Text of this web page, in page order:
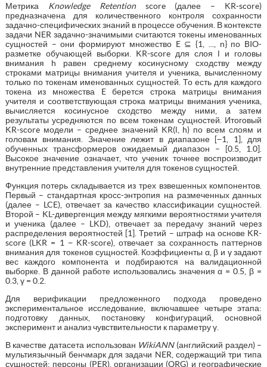
Метрика Knowledge Retentionscore (далее – KR-score)
предназначена для количественного контроля сохранности
задачно-специфических знаний в процессе обучения. В контексте
задачи NER задачно-значимыми считаются токены именованных
сущностей – они формируют множество E ⊆ {1, ..., n} по BIO-
разметке обучающей выборки. KR-score для слоя l и головы
внимания h равен среднему косинусному сходству между
строками матрицы внимания учителя и ученика, вычисленному
только по токенам именованных сущностей. То есть для каждого
токена из множества E берется строка матрицы внимания
учителя и соответствующая строка матрицы внимания ученика,
вычисляется косинусное сходство между ними, а затем
результаты усредняются по всем токенам сущностей. Итоговый
KR-score модели – среднее значений KR(l, h) по всем слоям и
головам внимания. Значение лежит в диапазоне [−1, 1], для
обученных трансформеров ожидаемый диапазон – [0.5, 1.0].
Высокое значение означает, что ученик точнее воспроизводит
внутренние представления учителя для токенов сущностей.
Функция потерь складывается из трех взвешенных компонентов.
Первый – стандартная кросс-энтропия на размеченных данных
(далее – LCE), отвечает за качество классификации сущностей.
Второй – KL-дивергенция между мягкими вероятностями учителя
и ученика (далее – LKD), отвечает за передачу знаний через
распределения вероятностей [1]. Третий – штраф на основе KR-
score (LKR = 1 − KR-score), отвечает за сохранность паттернов
внимания для токенов сущностей. Коэффициенты α, β и γ задают
вес каждого компонента и подбираются на валидационной
выборке. В данной работе использовались значения α = 0.5, β =
0.3, γ = 0.2.
Для верификации предложенного подхода проведено
экспериментальное исследование, включавшее четыре этапа:
подготовку данных, постановку конфигураций, основной
эксперимент и анализ чувствительности к параметру γ.
В качестве датасета использован WikiANN(английский раздел) –
мультиязычный бенчмарк для задачи NER, содержащий три типа
сущностей: персоны (PER), организации (ORG) и географические